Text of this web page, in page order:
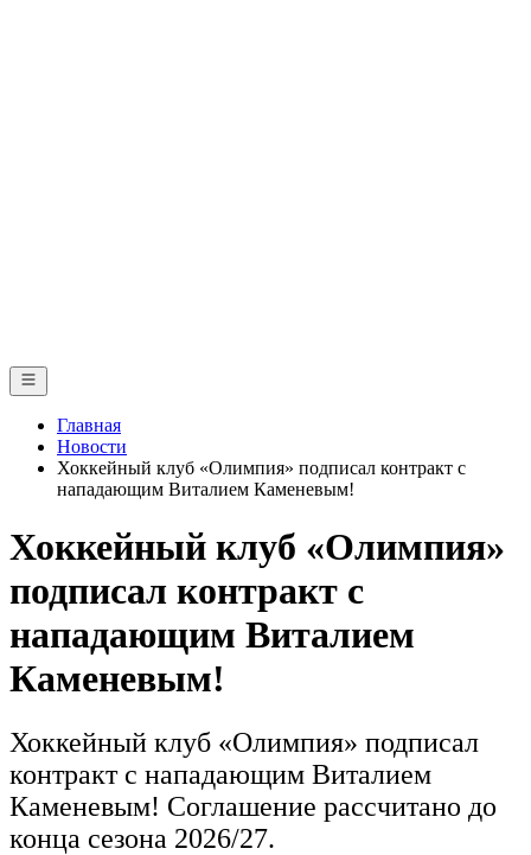
Главная
Новости
Хоккейный клуб «Олимпия» подписал контракт с
нападающим Виталием Каменевым!
Хоккейный клуб «Олимпия»
подписал контракт с
нападающим Виталием
Каменевым!
Хоккейный клуб «Олимпия» подписал
контракт с нападающим Виталием
Каменевым! Соглашение рассчитано до
конца сезона 2026/27.